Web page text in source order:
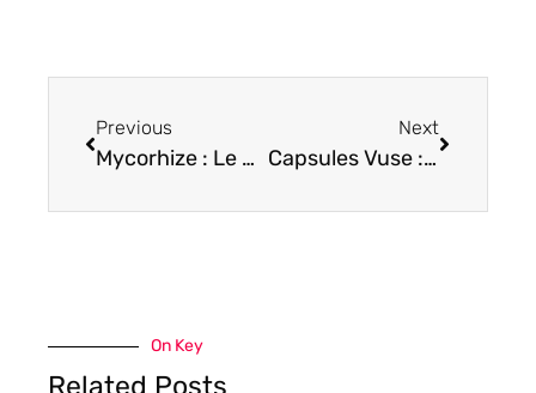
Previous
Mycorhize : Le premier logiciel de gestion de contenu conçu pour les pépiniéristes
Next
Capsules Vuse : des saveurs irrésistibles et une nicotine ajustable pour chaque vapoteur
On Key
Related Posts